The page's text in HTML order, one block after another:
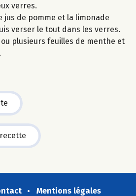
verres.
jus de pomme et la limonade
verser le tout dans les verres.
plusieurs feuilles de menthe et
Mentions légales